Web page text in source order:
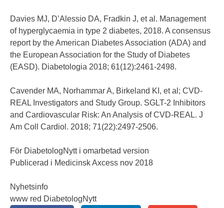
Davies MJ, D’Alessio DA, Fradkin J, et al. Management
of hyperglycaemia in type 2 diabetes, 2018. A consensus
report by the American Diabetes Association (ADA) and
the European Association for the Study of Diabetes
(EASD). Diabetologia 2018; 61(12):2461-2498.
Cavender MA, Norhammar A, Birkeland KI, et al; CVD-
REAL Investigators and Study Group. SGLT-2 Inhibitors
and Cardiovascular Risk: An Analysis of CVD-REAL. J
Am Coll Cardiol. 2018; 71(22):2497-2506.
För DiabetologNytt i omarbetad version
Publicerad i Medicinsk Axcess nov 2018
Nyhetsinfo
www red DiabetologNytt